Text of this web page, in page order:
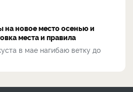
на новое место осенью и
места и правила
в мае нагибаю ветку до